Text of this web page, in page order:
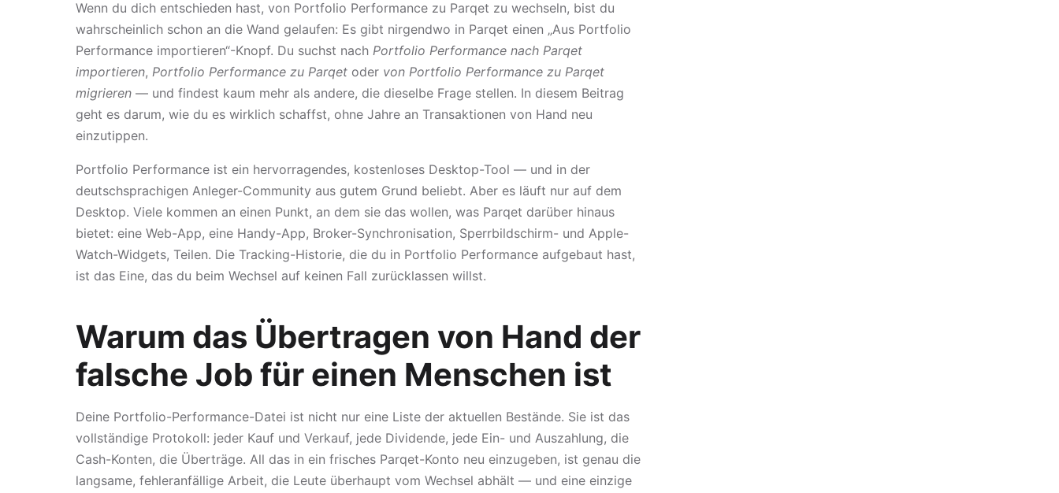
Wenn du dich entschieden hast, von Portfolio Performance zu Parqet zu wechseln, bist du
wahrscheinlich schon an die Wand gelaufen: Es gibt nirgendwo in Parqet einen „Aus Portfolio
Performance importieren“-Knopf. Du suchst nach Portfolio Performance nach Parqet
importieren, Portfolio Performance zu Parqet oder von Portfolio Performance zu Parqet
migrieren — und findest kaum mehr als andere, die dieselbe Frage stellen. In diesem Beitrag
geht es darum, wie du es wirklich schaffst, ohne Jahre an Transaktionen von Hand neu
einzutippen.
Portfolio Performance ist ein hervorragendes, kostenloses Desktop-Tool — und in der
deutschsprachigen Anleger-Community aus gutem Grund beliebt. Aber es läuft nur auf dem
Desktop. Viele kommen an einen Punkt, an dem sie das wollen, was Parqet darüber hinaus
bietet: eine Web-App, eine Handy-App, Broker-Synchronisation, Sperrbildschirm- und Apple-
Watch-Widgets, Teilen. Die Tracking-Historie, die du in Portfolio Performance aufgebaut hast,
ist das Eine, das du beim Wechsel auf keinen Fall zurücklassen willst.
Warum das Übertragen von Hand der
falsche Job für einen Menschen ist
Deine Portfolio-Performance-Datei ist nicht nur eine Liste der aktuellen Bestände. Sie ist das
vollständige Protokoll: jeder Kauf und Verkauf, jede Dividende, jede Ein- und Auszahlung, die
Cash-Konten, die Überträge. All das in ein frisches Parqet-Konto neu einzugeben, ist genau die
langsame, fehleranfällige Arbeit, die Leute überhaupt vom Wechsel abhält — und eine einzige